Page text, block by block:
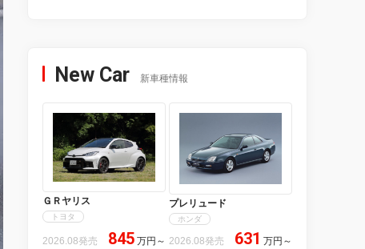
New Car 新車種情報
ＧＲヤリス
トヨタ
2026.08発売 845 万円 ～
プレリュード
ホンダ
2026.08発売 631 万円 ～